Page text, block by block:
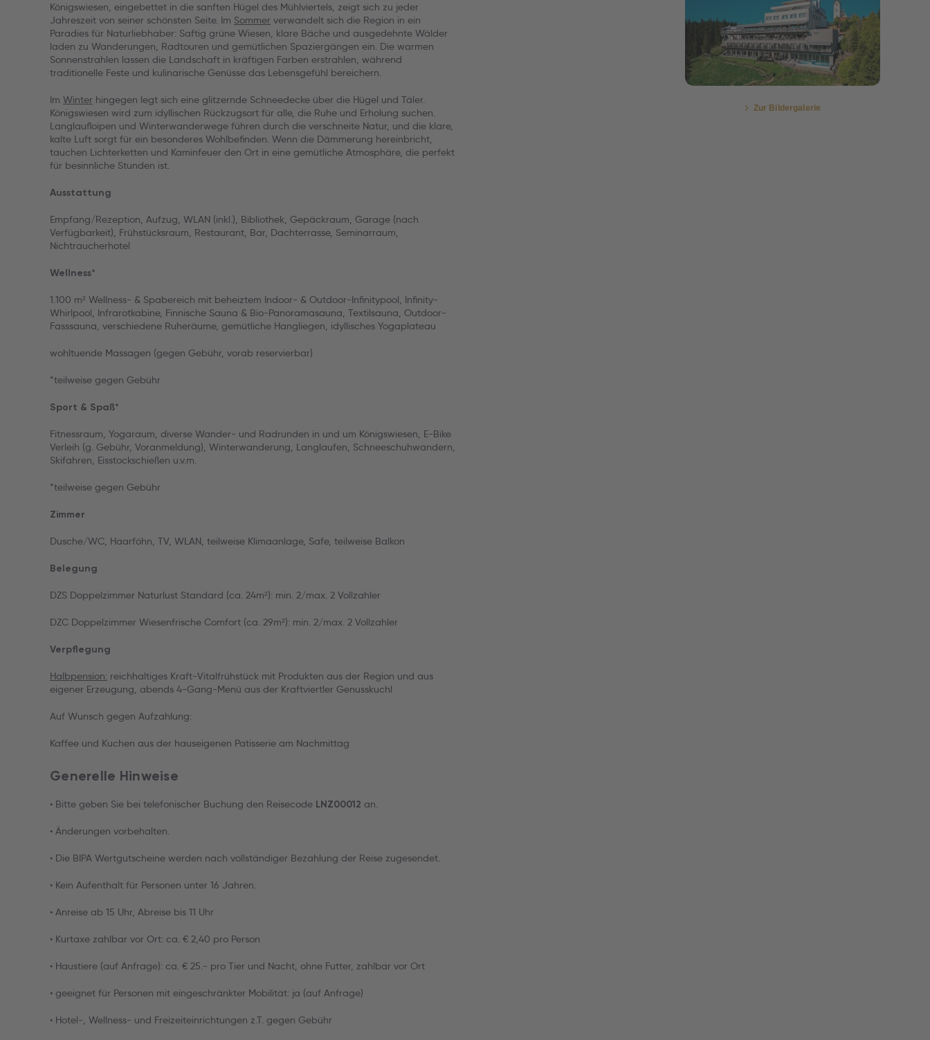
Königswiesen, eingebettet in die sanften Hügel des Mühlviertels, zeigt sich zu jeder
Jahreszeit von seiner schönsten Seite. Im Sommer verwandelt sich die Region in ein
Paradies für Naturliebhaber: Saftig grüne Wiesen, klare Bäche und ausgedehnte Wälder
laden zu Wanderungen, Radtouren und gemütlichen Spaziergängen ein. Die warmen
Sonnenstrahlen lassen die Landschaft in kräftigen Farben erstrahlen, während
traditionelle Feste und kulinarische Genüsse das Lebensgefühl bereichern.
Im Winter hingegen legt sich eine glitzernde Schneedecke über die Hügel und Täler.
Königswiesen wird zum idyllischen Rückzugsort für alle, die Ruhe und Erholung suchen.
Langlaufloipen und Winterwanderwege führen durch die verschneite Natur, und die klare,
kalte Luft sorgt für ein besonderes Wohlbefinden. Wenn die Dämmerung hereinbricht,
tauchen Lichterketten und Kaminfeuer den Ort in eine gemütliche Atmosphäre, die perfekt
für besinnliche Stunden ist.
Ausstattung
Empfang/Rezeption, Aufzug, WLAN (inkl.), Bibliothek, Gepäckraum, Garage (nach
Verfügbarkeit), Frühstücksraum, Restaurant, Bar, Dachterrasse, Seminarraum,
Nichtraucherhotel
Wellness*
1.100 m² Wellness- & Spabereich mit beheiztem Indoor- & Outdoor-Infinitypool, Infinity-
Whirlpool, Infrarotkabine, Finnische Sauna & Bio-Panoramasauna, Textilsauna, Outdoor-
Fasssauna, verschiedene Ruheräume, gemütliche Hangliegen, idyllisches Yogaplateau
wohltuende Massagen (gegen Gebühr, vorab reservierbar)
*teilweise gegen Gebühr
Sport & Spaß*
Fitnessraum, Yogaraum, diverse Wander- und Radrunden in und um Königswiesen, E-Bike
Verleih (g. Gebühr, Voranmeldung), Winterwanderung, Langlaufen, Schneeschuhwandern,
Skifahren, Eisstockschießen u.v.m.
*teilweise gegen Gebühr
Zimmer
Dusche/WC, Haarföhn, TV, WLAN, teilweise Klimaanlage, Safe, teilweise Balkon
Belegung
DZS Doppelzimmer Naturlust Standard (ca. 24m²): min. 2/max. 2 Vollzahler
DZC Doppelzimmer Wiesenfrische Comfort (ca. 29m²): min. 2/max. 2 Vollzahler
Verpflegung
Halbpension: reichhaltiges Kraft-Vitalfrühstück mit Produkten aus der Region und aus
eigener Erzeugung, abends 4-Gang-Menü aus der Kraftviertler Genusskuchl
Auf Wunsch gegen Aufzahlung:
Kaffee und Kuchen aus der hauseigenen Patisserie am Nachmittag
Generelle Hinweise
• Bitte geben Sie bei telefonischer Buchung den Reisecode LNZ00012 an.
• Änderungen vorbehalten.
• Die BIPA Wertgutscheine werden nach vollständiger Bezahlung der Reise zugesendet.
• Kein Aufenthalt für Personen unter 16 Jahren.
• Anreise ab 15 Uhr, Abreise bis 11 Uhr
• Kurtaxe zahlbar vor Ort: ca. € 2,40 pro Person
• Haustiere (auf Anfrage): ca. € 25.- pro Tier und Nacht, ohne Futter, zahlbar vor Ort
• geeignet für Personen mit eingeschränkter Mobilität: ja (auf Anfrage)
• Hotel-, Wellness- und Freizeiteinrichtungen z.T. gegen Gebühr
Bildergalerie öffnen
Zur Bildergalerie